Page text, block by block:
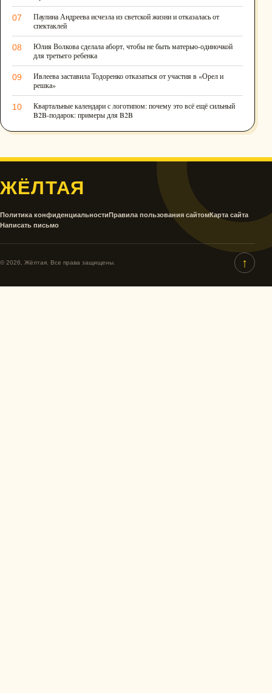
07
Паулина Андреева исчезла из светской жизни и отказалась от
спектаклей
08
Юлия Волкова сделала аборт, чтобы не быть матерью-одиночкой
для третьего ребенка
09
Ивлеева заставила Тодоренко отказаться от участия в «Орел и
решка»
10
Квартальные календари с логотипом: почему это всё ещё сильный
B2B-подарок: примеры для B2B
ЖЁЛТАЯ
Политика конфиденциальностиПравила пользования сайтомКарта сайта
Написать письмо
© 2026, Жёлтая. Все права защищены. ↑